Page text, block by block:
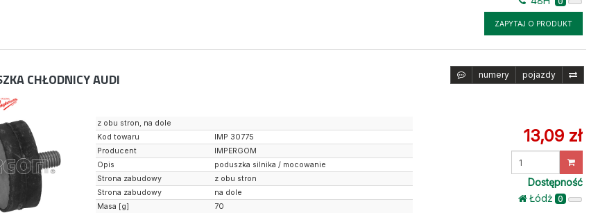
ZAPYTAJ O PRODUKT
CHŁODNICY AUDI numery pojazdy
13,09 zł
Dostępność
Łódż 0
z obu stron, na dole
Kod towaru
IMP 30775
Producent
IMPERGOM
Opis
poduszka silnika / mocowanie
Strona zabudowy
z obu stron
Strona zabudowy
na dole
Masa [g]
70